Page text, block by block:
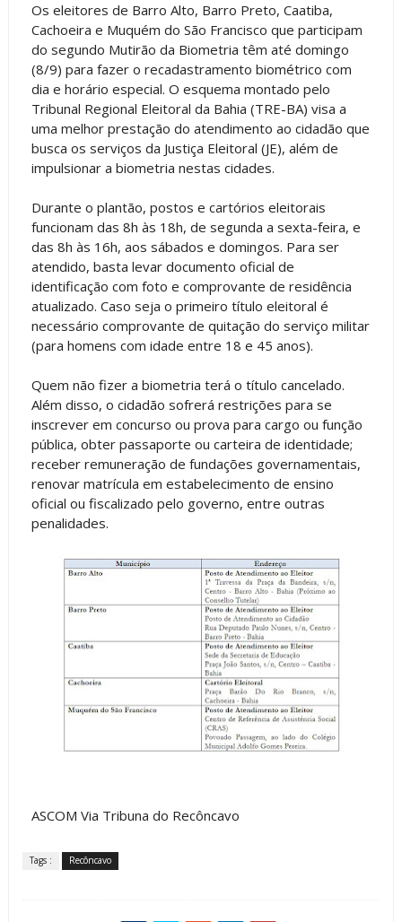
Os eleitores de Barro Alto, Barro Preto, Caatiba,
Cachoeira e Muquém do São Francisco que participam
do segundo Mutirão da Biometria têm até domingo
(8/9) para fazer o recadastramento biométrico com
dia e horário especial. O esquema montado pelo
Tribunal Regional Eleitoral da Bahia (TRE-BA) visa a
uma melhor prestação do atendimento ao cidadão que
busca os serviços da Justiça Eleitoral (JE), além de
impulsionar a biometria nestas cidades.
Durante o plantão, postos e cartórios eleitorais
funcionam das 8h às 18h, de segunda a sexta-feira, e
das 8h às 16h, aos sábados e domingos. Para ser
atendido, basta levar documento oficial de
identificação com foto e comprovante de residência
atualizado. Caso seja o primeiro título eleitoral é
necessário comprovante de quitação do serviço militar
(para homens com idade entre 18 e 45 anos).
Quem não fizer a biometria terá o título cancelado.
Além disso, o cidadão sofrerá restrições para se
inscrever em concurso ou prova para cargo ou função
pública, obter passaporte ou carteira de identidade;
receber remuneração de fundações governamentais,
renovar matrícula em estabelecimento de ensino
oficial ou fiscalizado pelo governo, entre outras
penalidades.
ASCOM Via Tribuna do Recôncavo
Tags : Recôncavo